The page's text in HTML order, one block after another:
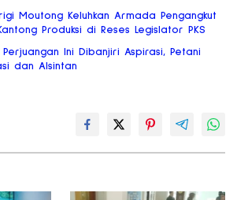
Moutong Keluhkan Armada Pengangkut
Produksi di Reses Legislator PKS
Ini Dibanjiri Aspirasi, Petani
dan Alsintan